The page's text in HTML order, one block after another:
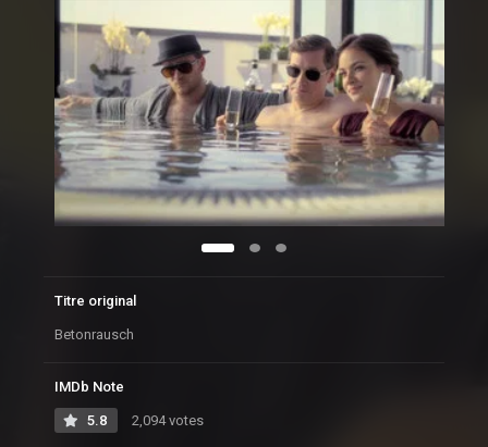
Titre original
Betonrausch
IMDb Note
5.8 2,094 votes